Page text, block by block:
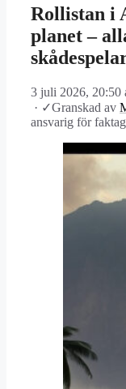
Rollistan i
planet –
3 juli 2026, 20:50
· ✓Granskad av
ansvarig för